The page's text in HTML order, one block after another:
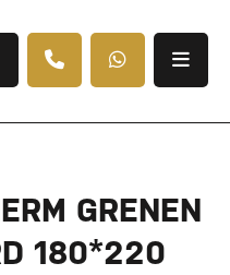
GRENEN
180*220